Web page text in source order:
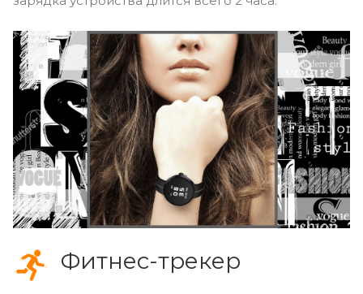
Фитнес-трекер